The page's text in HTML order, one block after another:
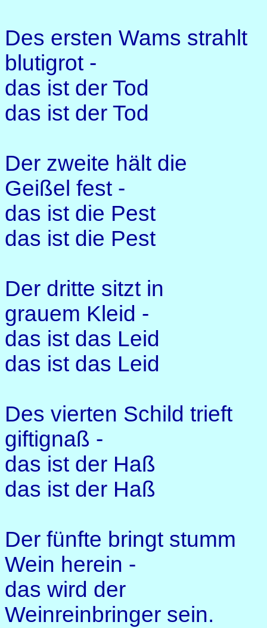
Des ersten Wams strahlt
blutigrot -
das ist der Tod
das ist der Tod
Der zweite hält die
Geißel fest -
das ist die Pest
das ist die Pest
Der dritte sitzt in
grauem Kleid -
das ist das Leid
das ist das Leid
Des vierten Schild trieft
giftignaß -
das ist der Haß
das ist der Haß
Der fünfte bringt stumm
Wein herein -
das wird der
Weinreinbringer sein.